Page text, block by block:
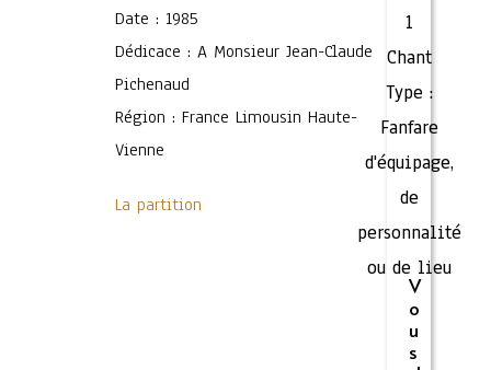
Date : 1985
Dédicace : A Monsieur Jean-Claude
Pichenaud
Région : France Limousin Haute-
Vienne
La partition
1
Chant
Type :
Fanfare
d'équipage,
de
personnalité
ou de lieu
V
o
u
s